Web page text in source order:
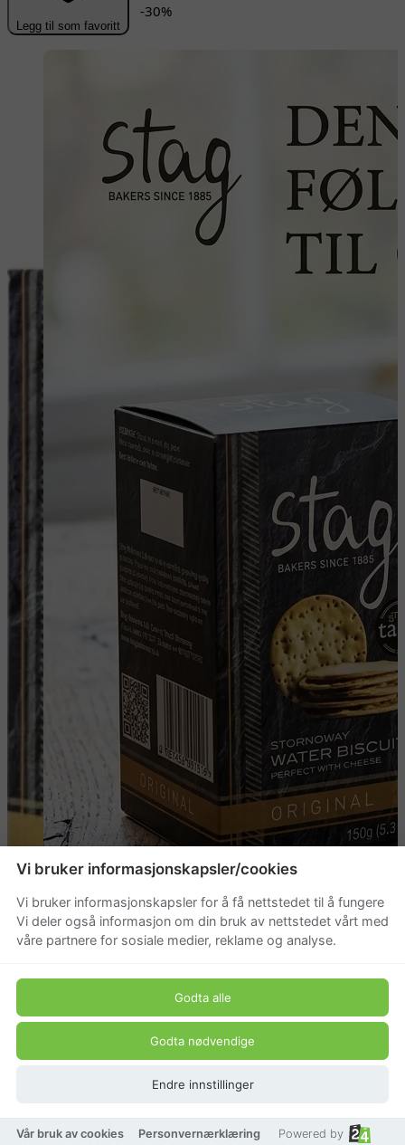
Legg til som favoritt
-30%
Vi bruker informasjonskapsler/cookies
Vi bruker informasjonskapsler for å få nettstedet til å fungere
Vi deler også informasjon om din bruk av nettstedet vårt med
våre partnere for sosiale medier, reklame og analyse.
Godta alle
Godta nødvendige
Endre innstillinger
Vår bruk av cookies Personvernærklæring Powered by